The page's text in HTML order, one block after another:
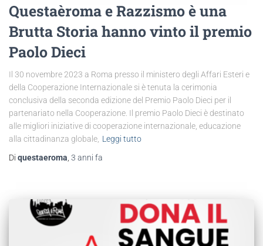
Questaèroma e Razzismo è una
Brutta Storia hanno vinto il premio
Paolo Dieci
Il 30 novembre 2023 a Roma presso il ministero degli Affari Esteri e
della Cooperazione Internazionale si è tenuta la cerimonia
conclusiva della seconda edizione del Premio Paolo Dieci per il
partenariato nella Cooperazione. Il premio Paolo Dieci è destinato
alle migliori iniziative di cooperazione internazionale, educazione
alla cittadinanza globale, Leggi tutto
Di questaeroma 3 anni fa